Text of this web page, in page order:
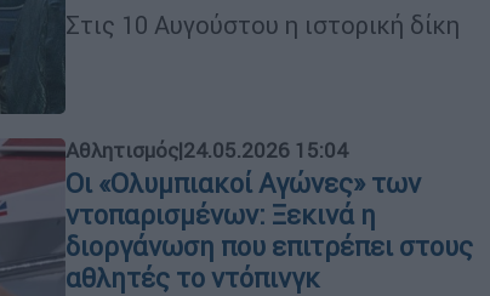
Στις 10 Αυγούστου η ιστορική δίκη
Αθλητισμός|24.05.2026 15:04
Οι «Ολυμπιακοί Αγώνες» των
ντοπαρισμένων: Ξεκινά η
διοργάνωση που επιτρέπει στους
αθλητές το ντόπινγκ